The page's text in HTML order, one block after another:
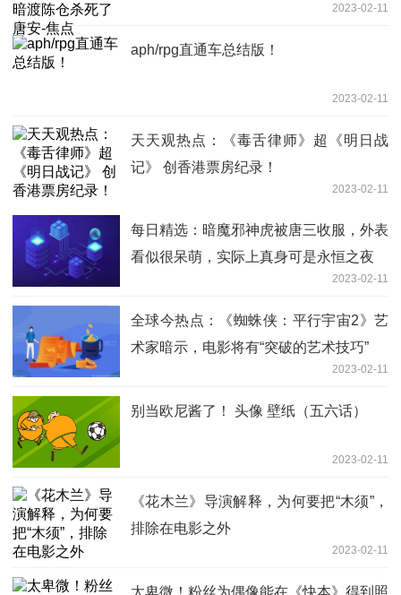
2023-02-11
aph/rpg直通车总结版！
2023-02-11
天天观热点：《毒舌律师》超《明日战
记》 创香港票房纪录！
2023-02-11
每日精选：暗魔邪神虎被唐三收服，外表
看似很呆萌，实际上真身可是永恒之夜
2023-02-11
全球今热点：《蜘蛛侠：平行宇宙2》艺
术家暗示，电影将有“突破的艺术技巧”
2023-02-11
别当欧尼酱了！ 头像 壁纸（五六话）
2023-02-11
《花木兰》导演解释，为何要把“木须”，
排除在电影之外
2023-02-11
太卑微！粉丝为偶像能在《快本》得到照